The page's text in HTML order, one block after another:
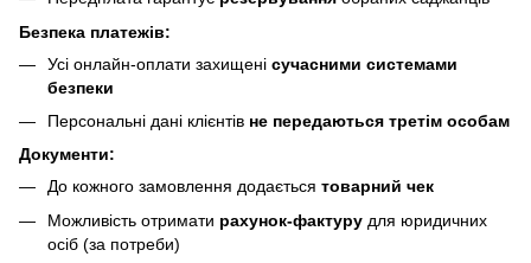
Безпека платежів:
Усі онлайн-оплати захищені сучасними системами
безпеки
Персональні дані клієнтів не передаються третім особам
Документи:
До кожного замовлення додається товарний чек
Можливість отримати рахунок-фактуру для юридичних
осіб (за потреби)